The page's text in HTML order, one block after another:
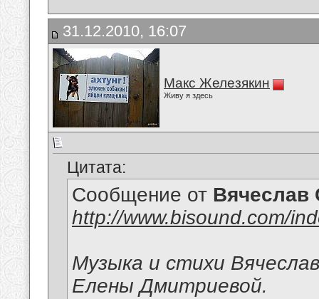
31.12.2010, 16:07
Макс Железякин
Живу я здесь
Цитата:
Сообщение от Вячеслав
http://www.bisound.com/
Музыка и стихи
Елены Дмитриевой.